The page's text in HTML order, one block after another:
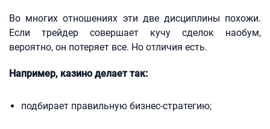
Во многих отношениях эти две дисциплины похожи.
Если трейдер совершает кучу сделок наобум,
вероятно, он потеряет все. Но отличия есть.
Например, казино делает так:
подбирает правильную бизнес-стратегию;